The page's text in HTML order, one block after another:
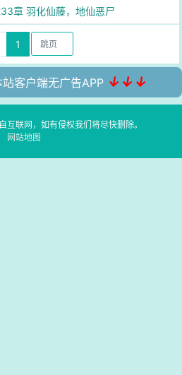
章 羽化仙藤，地仙恶尸
1
客户端无广告APP ↓↓↓
互联网，如有侵权我们将尽快删除。
网站地图